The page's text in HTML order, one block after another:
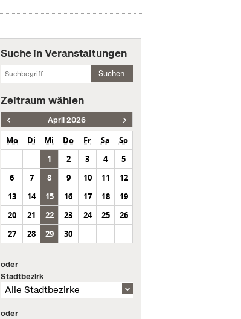
Suche in Veranstaltungen
Suchen
Zeitraum wählen
April 2026
Mo Di Mi Do Fr Sa
So
1
2 3 4
5
6
7 8 9 10 11
12
13
14 15 16 17 18
19
20
21 22 23 24 25
26
27
28 29 30
oder
Stadtbezirk
oder